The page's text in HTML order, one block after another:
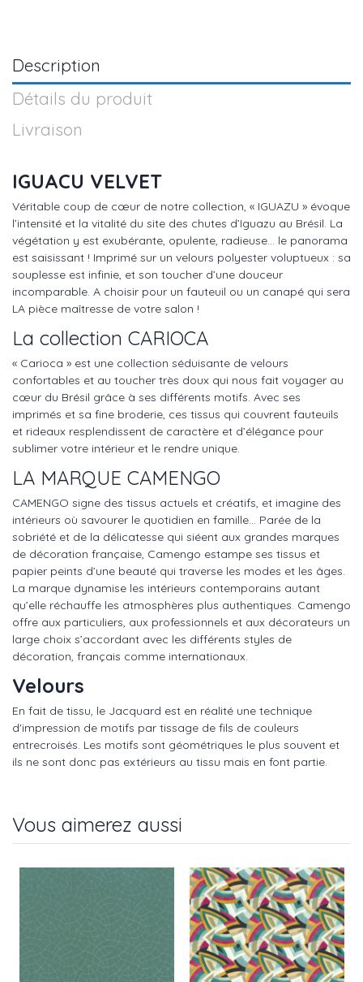
Description
Détails du produit
Livraison
IGUACU VELVET
Véritable coup de cœur de notre collection, « IGUAZU » évoque
l’intensité et la vitalité du site des chutes d’Iguazu au Brésil. La
végétation y est exubérante, opulente, radieuse… le panorama
est saisissant ! Imprimé sur un velours polyester voluptueux : sa
souplesse est infinie, et son toucher d’une douceur
incomparable. A choisir pour un fauteuil ou un canapé qui sera
LA pièce maîtresse de votre salon !
La collection CARIOCA
« Carioca » est une collection séduisante de velours
confortables et au toucher très doux qui nous fait voyager au
cœur du Brésil grâce à ses différents motifs. Avec ses
imprimés et sa fine broderie, ces tissus qui couvrent fauteuils
et rideaux resplendissent de caractère et d’élégance pour
sublimer votre intérieur et le rendre unique.
LA MARQUE CAMENGO
CAMENGO signe des tissus actuels et créatifs, et imagine des
intérieurs où savourer le quotidien en famille… Parée de la
sobriété et de la délicatesse qui siéent aux grandes marques
de décoration française, Camengo estampe ses tissus et
papier peints d’une beauté qui traverse les modes et les âges.
La marque dynamise les intérieurs contemporains autant
qu’elle réchauffe les atmosphères plus authentiques. Camengo
offre aux particuliers, aux professionnels et aux décorateurs un
large choix s’accordant avec les différents styles de
décoration, français comme internationaux.
Velours
En fait de tissu, le Jacquard est en réalité une technique
d'impression de motifs par tissage de fils de couleurs
entrecroisés. Les motifs sont géométriques le plus souvent et
ils ne sont donc pas extérieurs au tissu mais en font partie.
Vous aimerez aussi